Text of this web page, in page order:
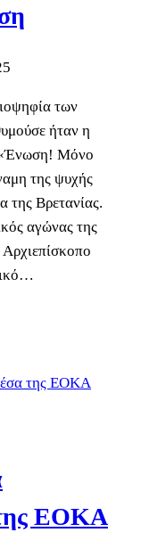
των
ήταν η
«Ένωση! Μόνο
της ψυχής
της Βρετανίας.
αγώνας της
της ΕΟΚΑ